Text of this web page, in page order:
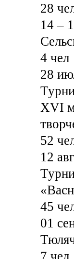
28
14 –
4 чел
28
XVI
52
12
45
01
7 чел